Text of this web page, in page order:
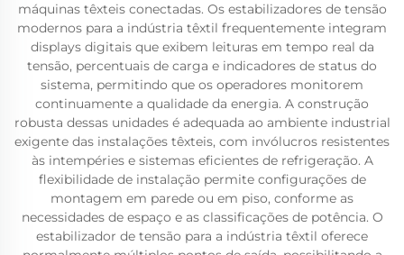
máquinas têxteis conectadas. Os estabilizadores de tensão
modernos para a indústria têxtil frequentemente integram
displays digitais que exibem leituras em tempo real da
tensão, percentuais de carga e indicadores de status do
sistema, permitindo que os operadores monitorem
continuamente a qualidade da energia. A construção
robusta dessas unidades é adequada ao ambiente industrial
exigente das instalações têxteis, com invólucros resistentes
às intempéries e sistemas eficientes de refrigeração. A
flexibilidade de instalação permite configurações de
montagem em parede ou em piso, conforme as
necessidades de espaço e as classificações de potência. O
estabilizador de tensão para a indústria têxtil oferece